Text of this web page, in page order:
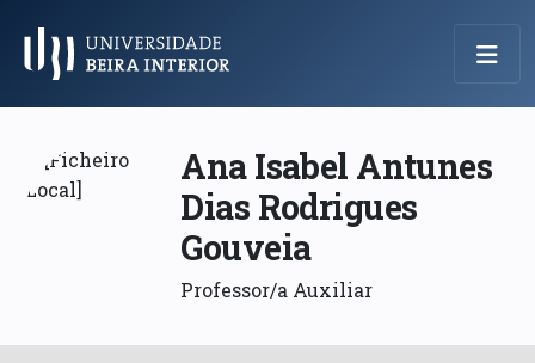
Menu Principal
Ana Isabel Antunes
Dias Rodrigues
Gouveia
Professor/a Auxiliar